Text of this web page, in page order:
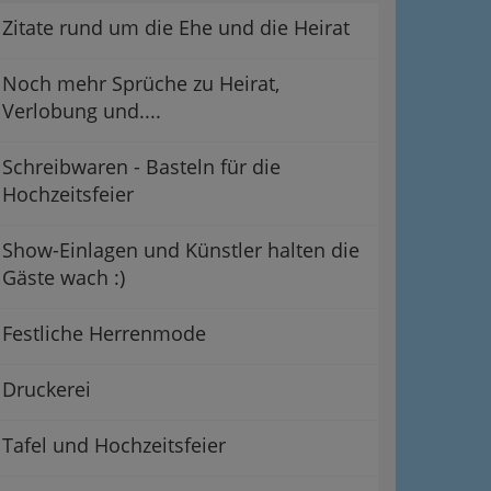
Zitate rund um die Ehe und die Heirat
Noch mehr Sprüche zu Heirat,
Verlobung und....
Schreibwaren - Basteln für die
Hochzeitsfeier
Show-Einlagen und Künstler halten die
Gäste wach :)
Festliche Herrenmode
Druckerei
Tafel und Hochzeitsfeier